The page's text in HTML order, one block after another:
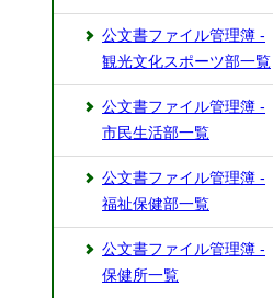
公文書ファイル管理簿 -
観光文化スポーツ部一覧
公文書ファイル管理簿 -
市民生活部一覧
公文書ファイル管理簿 -
福祉保健部一覧
公文書ファイル管理簿 -
保健所一覧